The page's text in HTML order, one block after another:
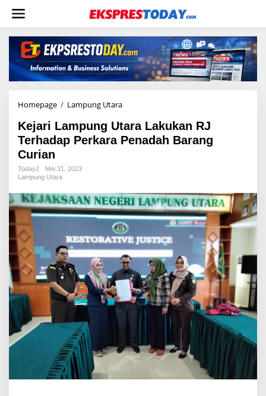
w
Homepage / Lampung Utara
j
a
r
p
u
n
g
U
t
a
r
a
a
J
Kejari Lampung Utara Lakukan RJ
Terhadap Perkara Penadah Barang
Curian
Today2
Mei 31, 2023
Lampung Utara